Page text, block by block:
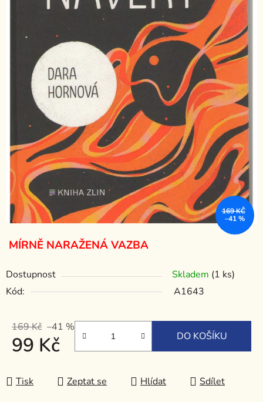
MÍRNĚ NARAŽENÁ VAZBA
Dostupnost Skladem (1 ks)
Kód:
A1643
169 Kč –41 %
99 Kč DO KOŠÍKU
Tisk Zeptat se Hlídat Sdílet
169 KČ
–41 %